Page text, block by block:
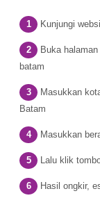
Kunjungi
Buka
batam
Masukkan
Batam
Masukkan
Lalu klik
Hasil ongkir,